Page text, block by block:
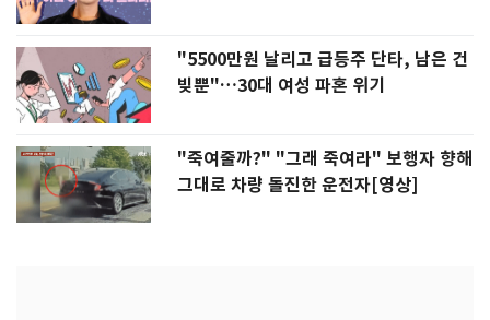
"5500만원 날리고 급등주 단타, 남은 건
빚뿐"…30대 여성 파혼 위기
"죽여줄까?" "그래 죽여라" 보행자 향해
그대로 차량 돌진한 운전자[영상]